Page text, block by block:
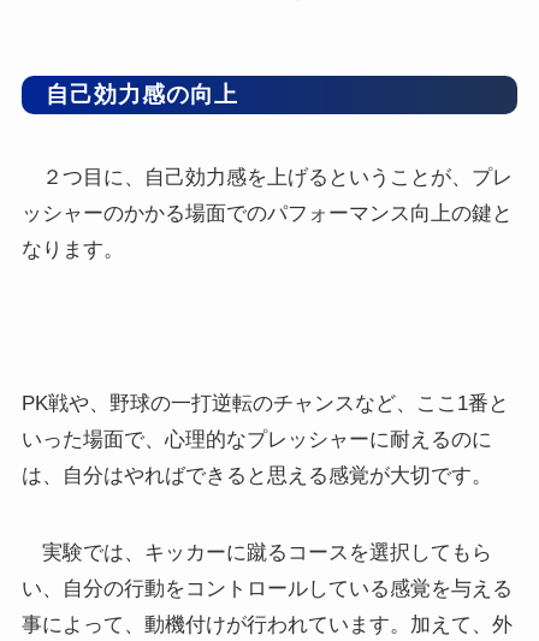
自己効力感の向上
２つ目に、自己効力感を上げるということが、プレ
ッシャーのかかる場面でのパフォーマンス向上の鍵と
なります。
PK戦や、野球の一打逆転のチャンスなど、ここ1番と
いった場面で、心理的なプレッシャーに耐えるのに
は、自分はやればできると思える感覚が大切です。
実験では、キッカーに蹴るコースを選択してもら
い、自分の行動をコントロールしている感覚を与える
事によって、動機付けが行われています。加えて、外